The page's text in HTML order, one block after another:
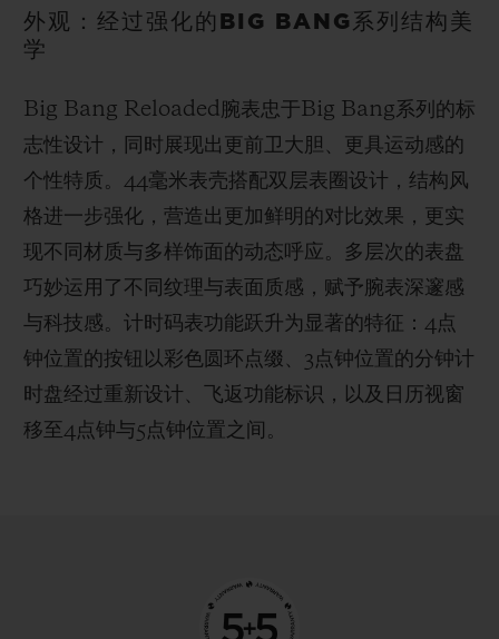
外观：经过强化的BIG BANG系列结构美
学
Big Bang Reloaded腕表忠于Big Bang系列的标
志性设计，同时展现出更前卫大胆、更具运动感的
个性特质。44毫米表壳搭配双层表圈设计，结构风
格进一步强化，营造出更加鲜明的对比效果，更实
现不同材质与多样饰面的动态呼应。多层次的表盘
巧妙运用了不同纹理与表面质感，赋予腕表深邃感
与科技感。计时码表功能跃升为显著的特征：4点
钟位置的按钮以彩色圆环点缀、3点钟位置的分钟计
时盘经过重新设计、飞返功能标识，以及日历视窗
移至4点钟与5点钟位置之间。